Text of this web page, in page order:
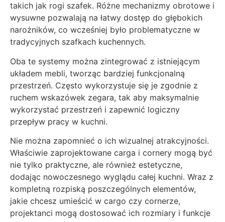
takich jak rogi szafek. Różne mechanizmy obrotowe i
wysuwne pozwalają na łatwy dostęp do głębokich
narożników, co wcześniej było problematyczne w
tradycyjnych szafkach kuchennych.
Oba te systemy można zintegrować z istniejącym
układem mebli, tworząc bardziej funkcjonalną
przestrzeń. Często wykorzystuje się je zgodnie z
ruchem wskazówek zegara, tak aby maksymalnie
wykorzystać przestrzeń i zapewnić logiczny
przepływ pracy w kuchni.
Nie można zapomnieć o ich wizualnej atrakcyjności.
Właściwie zaprojektowane carga i cornery mogą być
nie tylko praktyczne, ale również estetyczne,
dodając nowoczesnego wyglądu całej kuchni. Wraz z
kompletną rozpiską poszczególnych elementów,
jakie chcesz umieścić w cargo czy cornerze,
projektanci mogą dostosować ich rozmiary i funkcje